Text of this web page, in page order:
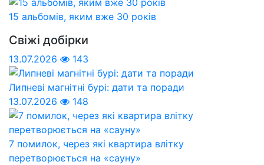
15 альбомів, яким вже 30 років
Свіжі добірки
13.07.2026 143
Липневі магнітні бурі: дати та поради
13.07.2026
148
7 помилок, через які квартира влітку
перетворюється на «сауну»